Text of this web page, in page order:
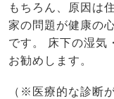
もちろん、原因は
家の問題が健康の
です。 床下の湿気
お勧めします。
（※医療的な診断